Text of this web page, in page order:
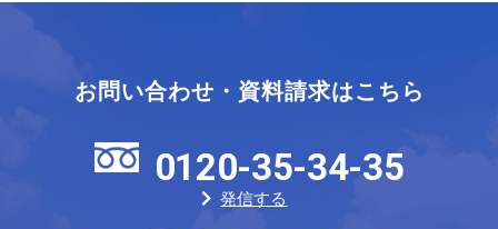
お問い合わせ・資料請求はこちら
0120-35-34-35
発信する